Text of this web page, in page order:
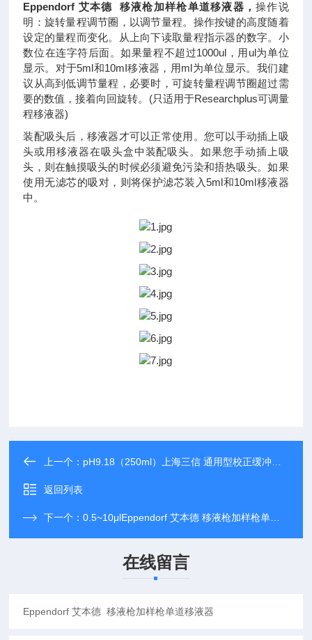
Eppendorf 艾本德 移液枪加样枪单道移液器，操作说
明：旋转量程调节圈，以调节量程。操作按键的高度随着
设定的量程而变化。从上向下读取量程指示器的数字。小
数位在连字符后面。如果量程不超过1000ul，用ul为单位
显示。对于5ml和10mI移液器，用ml为单位显示。我们建
议从高到低调节量程，必要时，可旋转量程调节圈超过需
要的数值，接着向回旋转。(只适用于Researchplus可调量
程移液器)
装配吸头后，移液器才可以正常使用。您可以手动插上吸
头或用移液器在吸头盒中装配吸头。如果您手动插上吸
头，则在触摸吸头的时候必须避免污染和捂热吸头。如果
使用无滤芯的吸对，则将保护滤芯装入5ml和10ml移液器
中。
上一个： pH9.18（250ml）上海三信 通用型校正缓冲液PH校准溶液
返回列表
下一个：0.5~10μlEppendorf 艾本德 移液枪加样枪单道移液器
在线留言